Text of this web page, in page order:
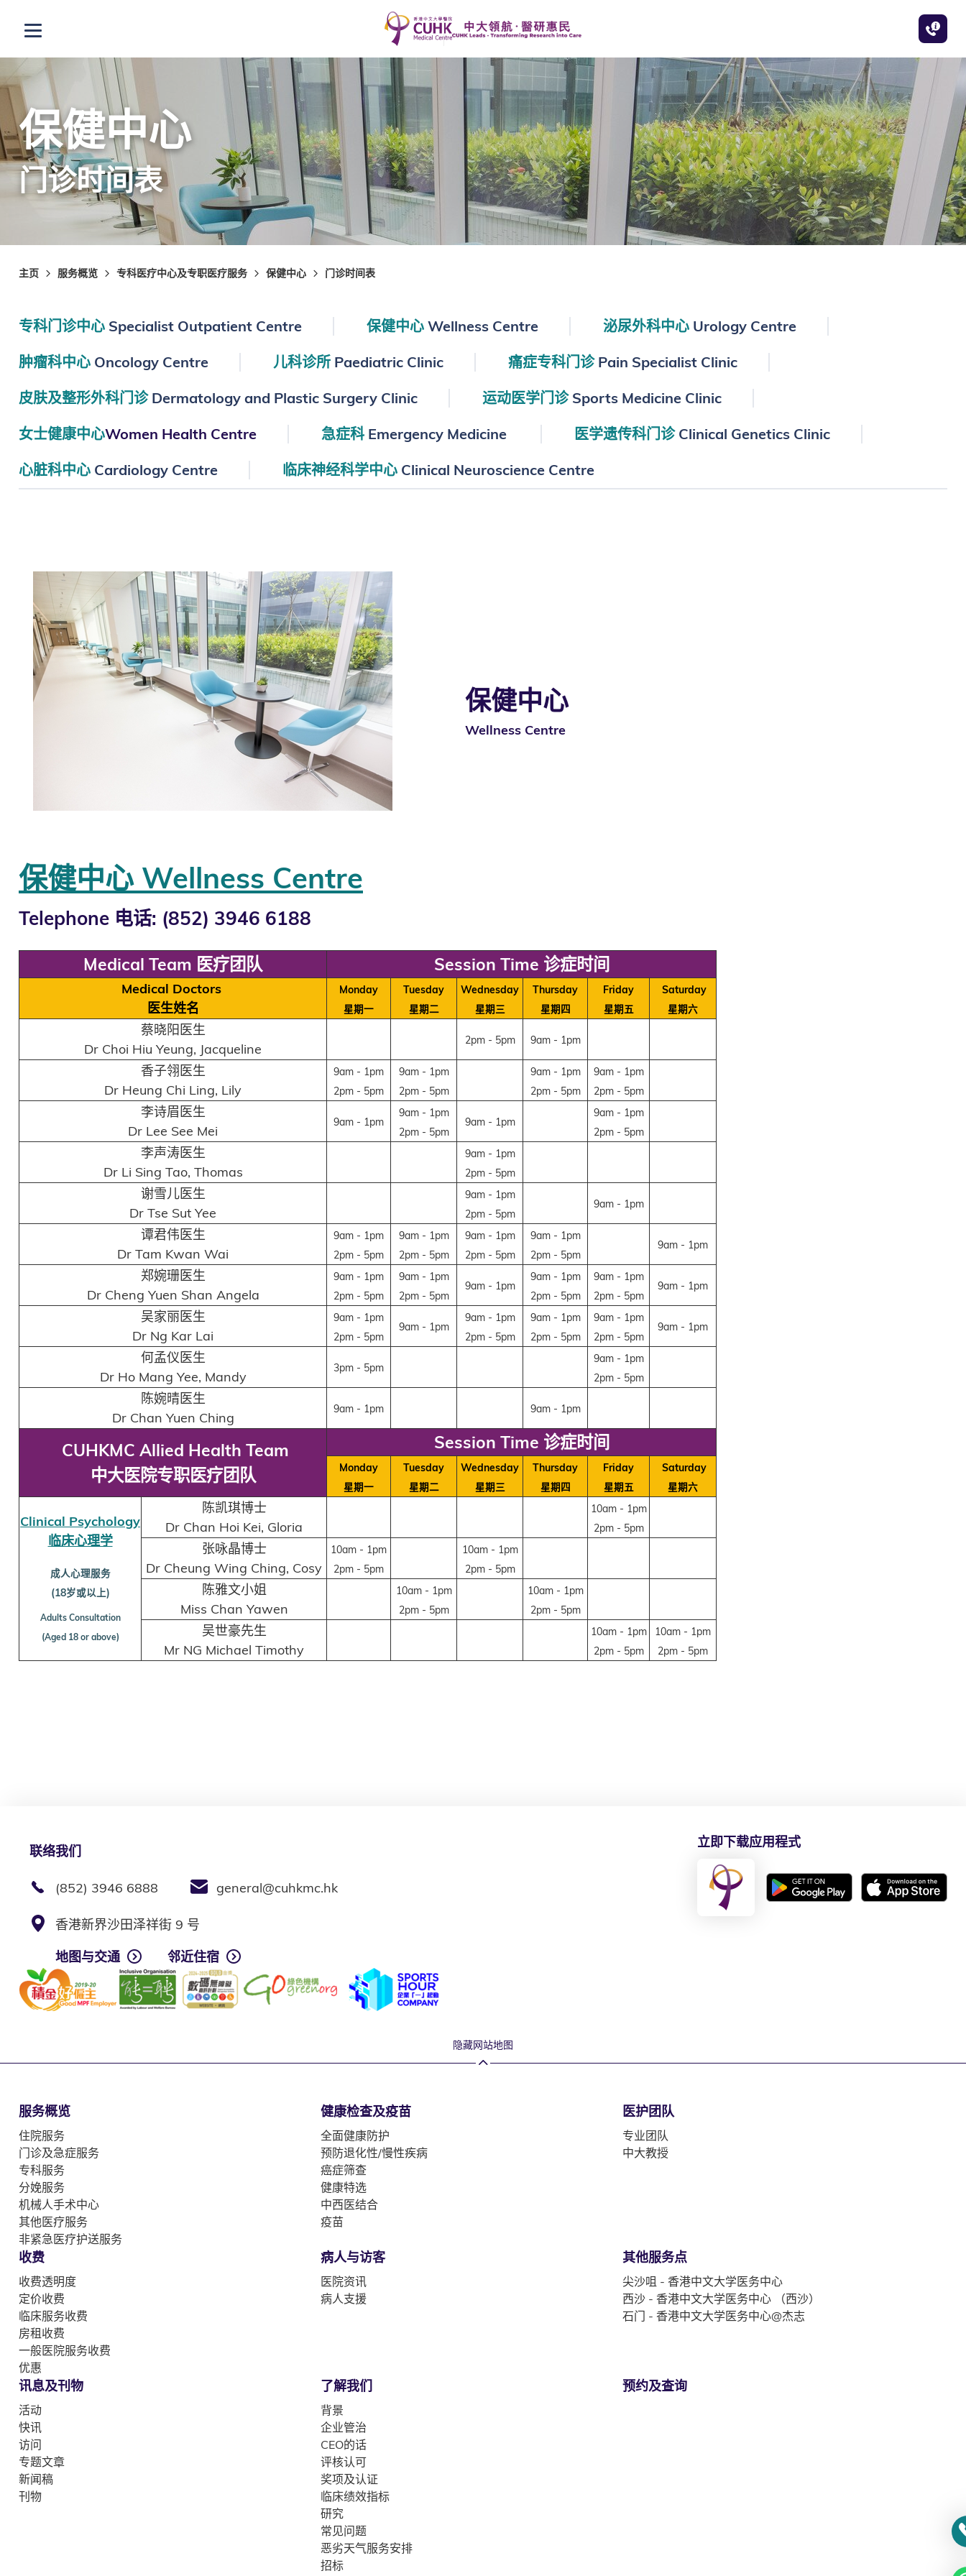
打开选单
保健中心
门诊时间表
主页 服务概览 专科医疗中心及专职医疗服务 保健中心 门诊时间表
专科门诊中心 Specialist Outpatient Centre 保健中心 Wellness Centre 泌尿外科中心 Urology Centre
肿瘤科中心 Oncology Centre 儿科诊所 Paediatric Clinic 痛症专科门诊Pain Specialist Clinic
皮肤及整形外科门诊Dermatology and Plastic Surgery Clinic 运动医学门诊Sports Medicine Clinic
女士健康中心Women Health Centre 急症科 Emergency Medicine 医学遗传科门诊Clinical Genetics Clinic
心脏科中心 Cardiology Centre 临床神经科学中心 Clinical Neuroscience Centre
保健中心
Wellness Centre
保健中心 Wellness Centre
Telephone 电话: (852) 3946 6188
Medical Team 医疗团队 Session Time 诊症时间
Medical Doctors
医生姓名
Monday
星期一
Tuesday
星期二
Wednesday
星期三
Thursday
星期四
Friday
星期五
Saturday
星期六
蔡晓阳医生
Dr Choi Hiu Yeung, Jacqueline
2pm - 5pm 9am - 1pm
香子翎医生
Dr Heung Chi Ling, Lily
9am - 1pm
2pm - 5pm
9am - 1pm
2pm - 5pm
9am - 1pm
2pm - 5pm
9am - 1pm
2pm - 5pm
李诗眉医生
Dr Lee See Mei
9am - 1pm
9am - 1pm
2pm - 5pm
9am - 1pm
9am - 1pm
2pm - 5pm
李声涛医生
Dr Li Sing Tao, Thomas
9am - 1pm
2pm - 5pm
谢雪儿医生
Dr Tse Sut Yee
9am - 1pm
2pm - 5pm
9am - 1pm
谭君伟医生
Dr Tam Kwan Wai
9am - 1pm
2pm - 5pm
9am - 1pm
2pm - 5pm
9am - 1pm
2pm - 5pm
9am - 1pm
2pm - 5pm
9am - 1pm
郑婉珊医生
Dr Cheng Yuen Shan Angela
9am - 1pm
2pm - 5pm
9am - 1pm
2pm - 5pm
9am - 1pm
9am - 1pm
2pm - 5pm
9am - 1pm
2pm - 5pm
9am - 1pm
吴家丽医生
Dr Ng Kar Lai
9am - 1pm
2pm - 5pm
9am - 1pm
9am - 1pm
2pm - 5pm
9am - 1pm
2pm - 5pm
9am - 1pm
2pm - 5pm
9am - 1pm
何孟仪医生
Dr Ho Mang Yee, Mandy
3pm - 5pm
9am - 1pm
2pm - 5pm
陈婉晴医生
Dr Chan Yuen Ching
9am - 1pm 9am - 1pm
CUHKMC Allied Health Team
中大医院专职医疗团队
Session Time 诊症时间
Monday
星期一
Tuesday
星期二
Wednesday
星期三
Thursday
星期四
Friday
星期五
Saturday
星期六
Clinical Psychology
临床心理学
成人心理服务
(18岁或以上)
Adults Consultation
(Aged 18 or above)
陈凯琪博士
Dr Chan Hoi Kei, Gloria
10am - 1pm
2pm - 5pm
张咏晶博士
Dr Cheung Wing Ching, Cosy
10am - 1pm
2pm - 5pm
10am - 1pm
2pm - 5pm
陈雅文小姐
Miss Chan Yawen
10am - 1pm
2pm - 5pm
10am - 1pm
2pm - 5pm
吴世豪先生
Mr NG Michael Timothy
10am - 1pm
2pm - 5pm
10am - 1pm
2pm - 5pm
联络我们
(852) 3946 6888 general@cuhkmc.hk
香港新界沙田泽祥街 9 号
地图与交通
邻近住宿
立即下载应用程式
隐藏网站地图
服务概览
住院服务
门诊及急症服务
专科服务
分娩服务
机械人手术中心
其他医疗服务
非紧急医疗护送服务
健康检查及疫苗
全面健康防护
预防退化性/慢性疾病
癌症筛查
健康特选
中西医结合
疫苗
医护团队
专业团队
中大教授
收费
收费透明度
定价收费
临床服务收费
房租收费
一般医院服务收费
优惠
病人与访客
医院资讯
病人支援
其他服务点
尖沙咀 - 香港中文大学医务中心
西沙 - 香港中文大学医务中心 （西沙）
石门 - 香港中文大学医务中心@杰志
讯息及刊物
活动
快讯
访问
专题文章
新闻稿
刊物
了解我们
背景
企业管治
CEO的话
评核认可
奖项及认证
临床绩效指标
研究
常见问题
恶劣天气服务安排
招标
预约及查询